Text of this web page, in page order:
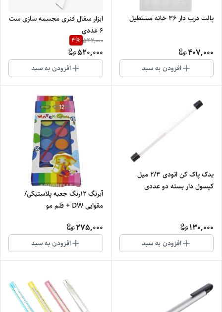
پالت درب دار 36 خانه مستطیل
407,000
افزودن به سبد
ابزار سفال فنری مجسمه سازی ست
6 عددی
542,000
4%
520,000
افزودن به سبد
یدک پاک کن اتودی 2/3 میل
کپسول دار بسته دو عددی
130,000
افزودن به سبد
آبرنگ 12رنگ جعبه پلاستیکی/
مقوایی DW + قلم مو
275,000
افزودن به سبد